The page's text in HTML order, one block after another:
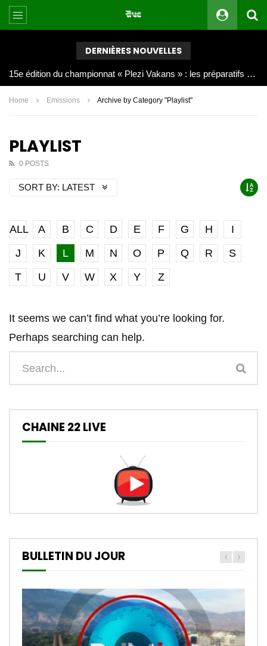
DERNIÈRES NOUVELLES
Joy Clerf Derisier, sur les traces de son père : évangéliser par la musique
Home Emissions Archive by Category "Playlist"
PLAYLIST
0 POSTS
SORT BY: LATEST
ALL A B C D E F G H
I
J
K L M N O P Q R
S
T
U V W X Y Z
It seems we can’t find what you’re looking for.
Perhaps searching can help.
CHAINE 22 LIVE
BULLETIN DU JOUR